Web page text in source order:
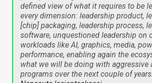
defined view of what it requires to be
every dimension: leadership product,
[chip] packaging, leadership process,
software, unquestioned leadership on
workloads like AI, graphics, media,
performance, enabling again the
what we will be doing with aggressive
programs over the next couple of